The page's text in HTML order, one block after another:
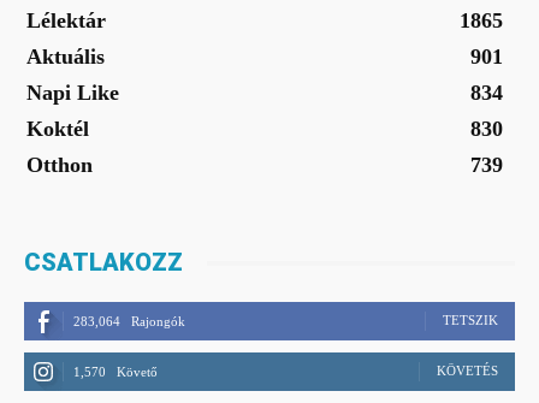
Lélektár
1865
Aktuális
901
Napi Like
834
Koktél
830
Otthon
739
CSATLAKOZZ
283,064 Rajongók TETSZIK
1,570 Követő KÖVETÉS